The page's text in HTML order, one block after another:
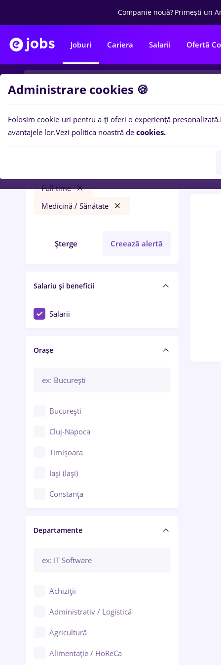
Companie nouă? Primești un
Joburi Cariera Salarii Ofertă
Filtre
Full time
Medicină / Sănătate
Șterge Creează alertă
Salariu și beneficii
Salarii
Orașe
București
Cluj-Napoca
Timișoara
Iași (Iași)
Constanța
Brașov
Bacău
Galați (Galați)
Ploiești
Departamente
Achiziții
Administrativ / Logistică
Agricultură
Alimentație / HoReCa
0
Administrare cookies 🍪
Folosim cookie-uri pentru a-ți oferi o experiență presonalizată.
avantajele lor.Vezi politica noastră de cookies.